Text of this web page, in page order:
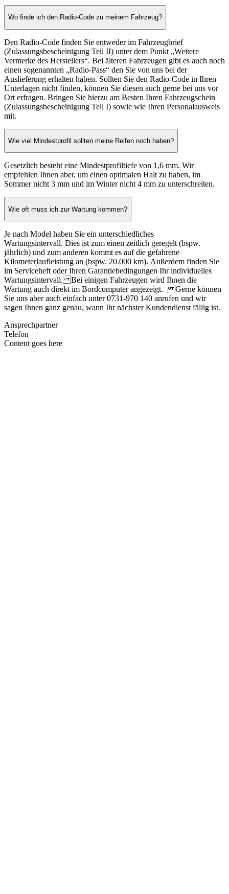
Wo finde ich den Radio-Code zu meinem Fahrzeug?
Den Radio-Code finden Sie entweder im Fahrzeugbrief
(Zulassungsbescheinigung Teil II) unter dem Punkt „Weitere
Vermerke des Herstellers“. Bei älteren Fahrzeugen gibt es auch noch
einen sogenannten „Radio-Pass“ den Sie von uns bei der
Auslieferung erhalten haben. Sollten Sie den Radio-Code in Ihren
Unterlagen nicht finden, können Sie diesen auch gerne bei uns vor
Ort erfragen. Bringen Sie hierzu am Besten Ihren Fahrzeugschein
(Zulassungsbescheinigung Teil I) sowie wie Ihren Personalausweis
mit.
Wie viel Mindestprofil sollten meine Reifen noch haben?
Gesetzlich besteht eine Mindestprofiltiefe von 1,6 mm. Wir
empfehlen Ihnen aber, um einen optimalen Halt zu haben, im
Sommer nicht 3 mm und im Winter nicht 4 mm zu unterschreiten.
Wie oft muss ich zur Wartung kommen?
Je nach Model haben Sie ein unterschiedliches
Wartungsintervall. Dies ist zum einen zeitlich geregelt (bspw.
jährlich) und zum anderen kommt es auf die gefahrene
Kilometerlaufleistung an (bspw. 20.000 km). Außerdem finden Sie
im Serviceheft oder Ihren Garantiebedingungen Ihr individuelles
Wartungsintervall. Bei einigen Fahrzeugen wird Ihnen die
Wartung auch direkt im Bordcomputer angezeigt. Gerne können
Sie uns aber auch einfach unter 0731-970 140 anrufen und wir
sagen Ihnen ganz genau, wann Ihr nächster Kundendienst fällig ist.
Ansprechpartner
Telefon
Content goes here